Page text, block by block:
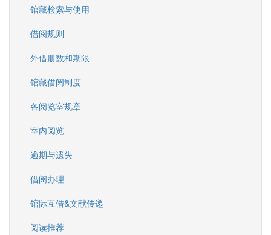
馆藏检索与使用
借阅规则
外借册数和期限
馆藏借阅制度
各阅览室规章
室内阅览
逾期与遗失
借阅办理
馆际互借&文献传递
阅读推荐